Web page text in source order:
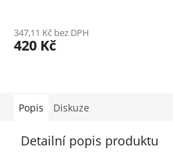
347,11 Kč bez DPH
420 Kč
Popis Diskuze
Detailní popis produktu